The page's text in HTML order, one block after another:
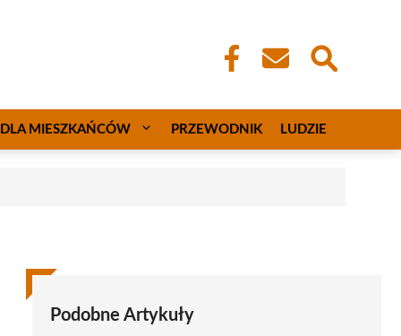
DLA MIESZKAŃCÓW PRZEWODNIK LUDZIE
Podobne Artykuły